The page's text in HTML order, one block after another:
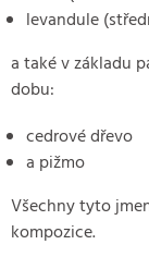
levandule
a také v základu
dobu:
cedrové dřevo
a pižmo
Všechny tyto
kompozice.